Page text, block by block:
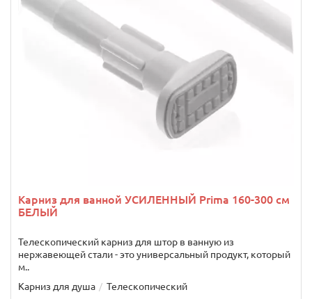
Карниз для ванной УСИЛЕННЫЙ Prima 160-300 см
БЕЛЫЙ
Телескопический карниз для штор в ванную из
нержавеющей стали - это универсальный продукт, который
м..
Карниз для душа
Телескопический